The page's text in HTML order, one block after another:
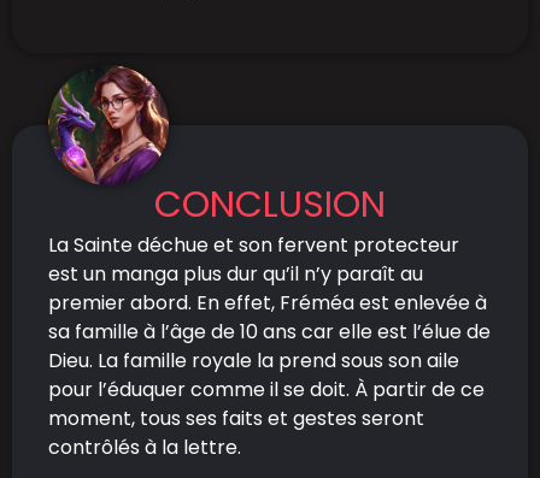
CONCLUSION
La Sainte déchue et son fervent protecteur
est un manga plus dur qu’il n’y paraît au
premier abord. En effet, Fréméa est enlevée à
sa famille à l’âge de 10 ans car elle est l’élue de
Dieu. La famille royale la prend sous son aile
pour l’éduquer comme il se doit. À partir de ce
moment, tous ses faits et gestes seront
contrôlés à la lettre.